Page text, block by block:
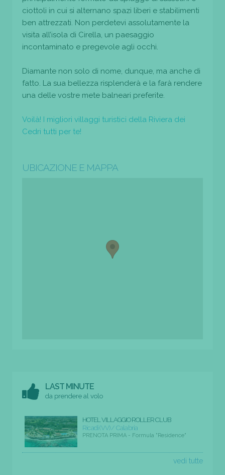
ciottoli in cui si alternano spazi liberi e stabilimenti
ben attrezzati. Non perdetevi assolutamente la
visita all’isola di Cirella, un paesaggio
incontaminato e pregevole agli occhi.
Diamante non solo di nome, dunque, ma anche di
fatto. La sua bellezza risplenderà e la farà rendere
una delle vostre mete balneari preferite.
Voilà! I migliori villaggi turistici della Riviera dei
Cedri tutti per te!
UBICAZIONE E MAPPA
LAST MINUTE
da prendere al volo
HOTEL VILLAGGIO ROLLER CLUB
Ricadi (VV) / Calabria
PRENOTA PRIMA - Formula "Residence"
vedi tutte